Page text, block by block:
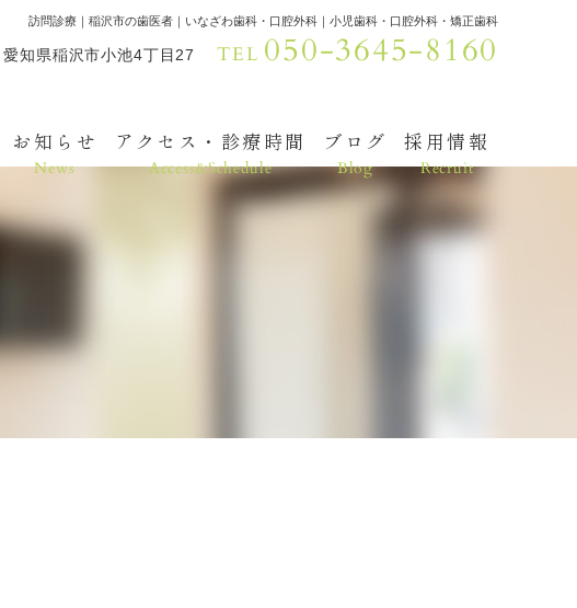
訪問診療｜稲沢市の歯医者｜いなざわ歯科・口腔外科｜小児歯科・口腔外科・矯正歯科
知県稲沢市小池4丁目27 TEL 050-3645-8160
お知らせ
News
アクセス・診療時間
Access&Schedule
ブログ
Blog
採用情報
Recruit